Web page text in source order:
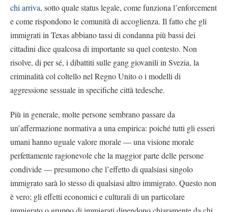
chi arriva, sotto quale status legale, come funziona l’enforcement
e come rispondono le comunità di accoglienza. Il fatto che gli
immigrati in Texas abbiano tassi di condanna più bassi dei
cittadini dice qualcosa di importante su quel contesto. Non
risolve, di per sé, i dibattiti sulle gang giovanili in Svezia, la
criminalità col coltello nel Regno Unito o i modelli di
aggressione sessuale in specifiche città tedesche.
Più in generale, molte persone sembrano passare da
un’affermazione normativa a una empirica: poiché tutti gli esseri
umani hanno uguale valore morale — una visione morale
perfettamente ragionevole che la maggior parte delle persone
condivide — presumono che l’effetto di qualsiasi singolo
immigrato sarà lo stesso di qualsiasi altro immigrato. Questo non
è vero; gli effetti economici e culturali di un particolare